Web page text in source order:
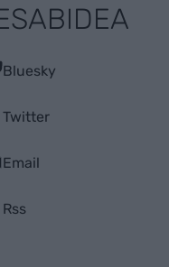
Bluesky
Twitter
Email
Rss